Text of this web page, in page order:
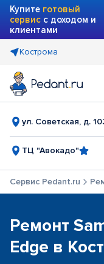
Купите готовый
сервис с доходом и
клиентами
Кострома
ул. Советская, д.
ТЦ "Авокадо"
Сервис Pedant.ru
Ремонт
Edge в